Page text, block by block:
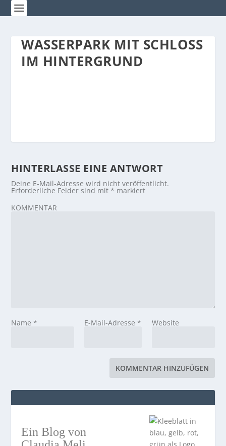
WASSERPARK MIT SCHLOSS
IM HINTERGRUND
HINTERLASSE EINE ANTWORT
Deine E-Mail-Adresse wird nicht veröffentlicht.
Erforderliche Felder sind mit* markiert
KOMMENTAR
Name* E-Mail-Adresse * Website
Ein Blog von